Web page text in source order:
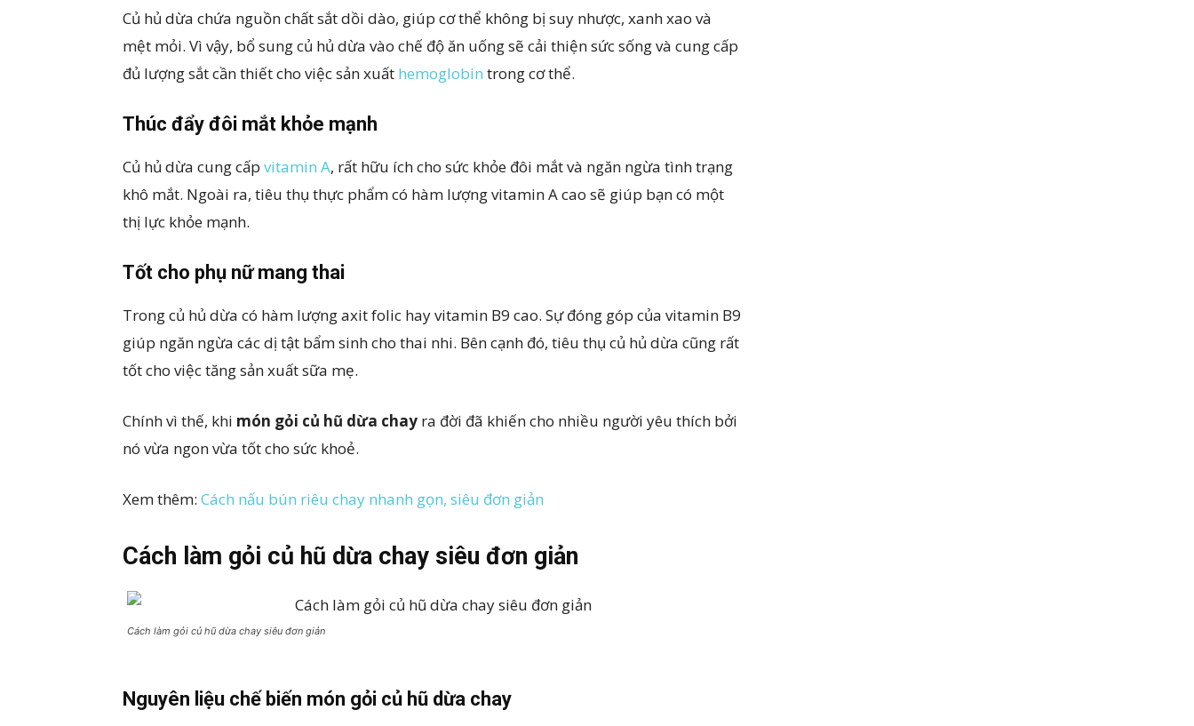
Củ hủ dừa chứa nguồn chất sắt dồi dào, giúp cơ thể không bị suy nhược, xanh xao và
mệt mỏi. Vì vậy, bổ sung củ hủ dừa vào chế độ ăn uống sẽ cải thiện sức sống và cung cấp
đủ lượng sắt cần thiết cho việc sản xuất hemoglobin trong cơ thể.
Thúc đẩy đôi mắt khỏe mạnh
Củ hủ dừa cung cấp vitamin A, rất hữu ích cho sức khỏe đôi mắt và ngăn ngừa tình trạng
khô mắt. Ngoài ra, tiêu thụ thực phẩm có hàm lượng vitamin A cao sẽ giúp bạn có một
thị lực khỏe mạnh.
Tốt cho phụ nữ mang thai
Trong củ hủ dừa có hàm lượng axit folic hay vitamin B9 cao. Sự đóng góp của vitamin B9
giúp ngăn ngừa các dị tật bẩm sinh cho thai nhi. Bên cạnh đó, tiêu thụ củ hủ dừa cũng rất
tốt cho việc tăng sản xuất sữa mẹ.
Chính vì thế, khi món gỏi củ hũ dừa chay ra đời đã khiến cho nhiều người yêu thích bởi
nó vừa ngon vừa tốt cho sức khoẻ.
Xem thêm: Cách nấu bún riêu chay nhanh gọn, siêu đơn giản
Cách làm gỏi củ hũ dừa chay siêu đơn giản
Cách làm gỏi củ hũ dừa chay siêu đơn giản
Nguyên liệu chế biến món gỏi củ hũ dừa chay